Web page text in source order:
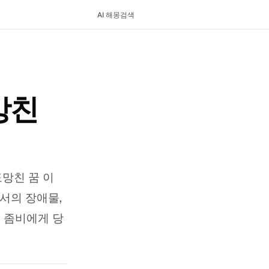
AI 해몽검색
친
친 꿈 이
의 장애물,
좀비에게 당